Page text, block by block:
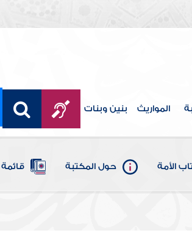
المواريث بنين وبنات
الأمة حول المكتبة